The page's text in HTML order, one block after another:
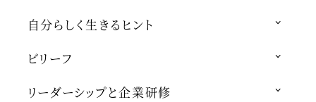
自分らしく生きるヒント
ビリーフ
リーダーシップと企業研修